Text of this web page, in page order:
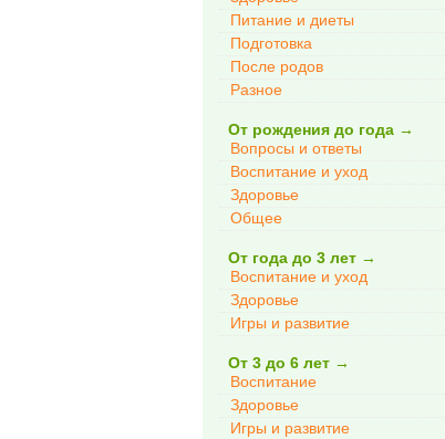
Питание и диеты
Подготовка
После родов
Разное
От рождения до года →
Вопросы и ответы
Воспитание и уход
Здоровье
Общее
От года до 3 лет →
Воспитание и уход
Здоровье
Игры и развитие
От 3 до 6 лет →
Воспитание
Здоровье
Игры и развитие